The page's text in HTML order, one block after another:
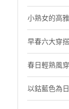
小熟女的高
早春六大穿
春日輕熟風
以鈷藍色為